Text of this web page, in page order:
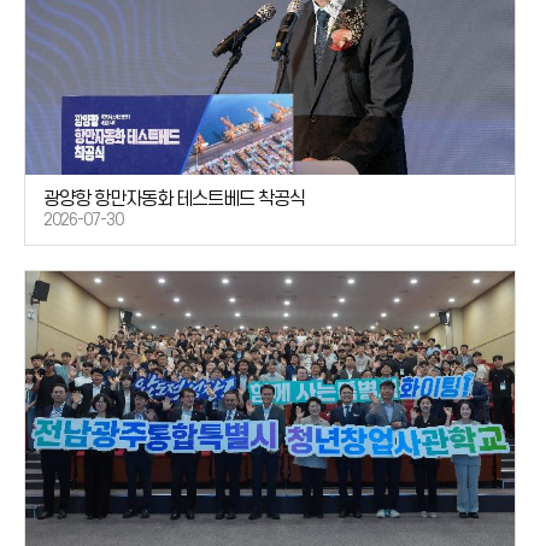
광양항 항만자동화 테스트베드 착공식
2026-07-30